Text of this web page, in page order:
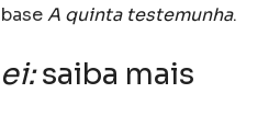
A quinta testemunha.
saiba mais